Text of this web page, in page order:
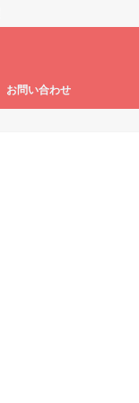
お問い合わせ